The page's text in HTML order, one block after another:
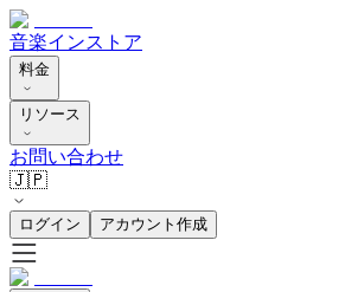
音楽インストア
料金
リソース
お問い合わせ
🇯🇵
ログイン アカウント作成